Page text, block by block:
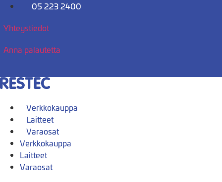
Mene
05 223 2400
Yhteystiedot
Anna palautetta
Verkkokauppa
Laitteet
Varaosat
Verkkokauppa
Laitteet
Varaosat